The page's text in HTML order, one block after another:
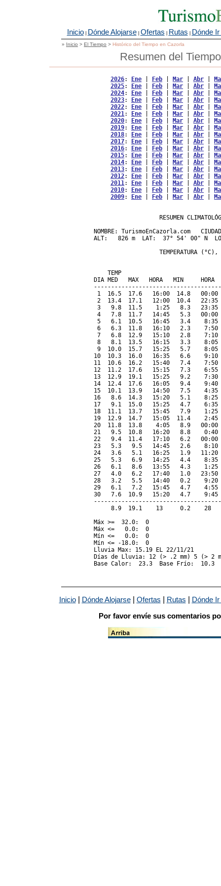
Inicio| Dónde Alojarse| Ofertas | Rutas | Dónde
» Inicio > El Tiempo > Histórico del Tiempo en Cazorla
Resumen del
2026: Ene Feb Mar Abr
2025: Ene Feb Mar Abr
2024: Ene Feb Mar Abr
2023: Ene Feb Mar Abr
2022: Ene Feb Mar Abr
2021: Ene Feb Mar Abr
2020: Ene Feb Mar Abr
2019: Ene Feb Mar Abr
2018: Ene Feb Mar Abr
2017: Ene Feb Mar Abr
2016: Ene Feb Mar Abr
2015: Ene Feb Mar Abr
2014: Ene Feb Mar Abr
2013: Ene Feb Mar Abr
2012: Ene Feb Mar Abr
2011: Ene Feb Mar Abr
2010: Ene Feb Mar Abr
2009: Ene Feb Mar Abr
RESUMEN
NOMBRE: TurismoEnCazorla.com
ALT:   826 m  LAT:  37° 54' 00" N
TEMPERATURA
TEMP
DIA MED   MAX   HORA   MIN
1  16.5  17.6   16:00  14.8
2  13.4  17.1   12:00  10.4
3   9.8  11.5    1:25   8.3
4   7.8  11.7   14:45   5.3
5   6.1  10.5   16:45   3.4
6   6.3  11.8   16:10   2.3
7   6.8  12.9   15:10   2.8
8   8.1  13.5   16:15   3.3
9  10.0  15.7   15:25   5.7
10  10.3  16.0   16:35   6.6
11  10.6  16.2   15:40   7.4
12  11.2  17.6   15:15   7.3
13  12.9  19.1   15:25   9.2
14  12.4  17.6   16:05   9.4
15  10.1  13.9   14:50   7.5
16   8.6  14.3   15:20   5.1
17   9.1  15.0   15:25   4.7
18  11.1  13.7   15:45   7.9
19  12.9  14.7   15:05  11.4
20  11.8  13.8    4:05   8.9
21   9.5  10.8   16:20   8.8
22   9.4  11.4   17:10   6.2
23   5.3   9.5   14:45   2.6
24   3.6   5.1   16:25   1.9
25   5.3   6.9   14:25   4.4
26   6.1   8.6   13:55   4.3
27   4.0   6.2   17:40   1.0   23:50
28   3.2   5.5   14:40   0.2    9:20
29   6.1   7.2   15:45   4.7    4:55
30   7.6  10.9   15:20   4.7
8.9  19.1    13     0.2    28
Máx >=  32.0:  0
Máx <=   0.0:  0
Mín <=   0.0:  0
Mín <= -18.0:  0
Lluvia Max: 15.19 EL 22/11/21
Días de Lluvia: 12 (> .2 mm) 5 (> 2
Inicio| Dónde Alojarse| Ofertas Rutas Dónde
Por favor envíe sus comentarios